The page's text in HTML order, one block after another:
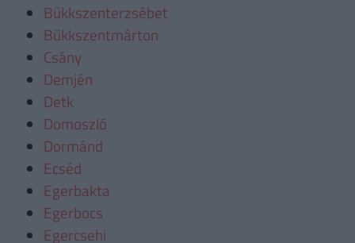
Bükkszenterzsébet
Bükkszentmárton
Csány
Demjén
Detk
Domoszló
Dormánd
Ecséd
Egerbakta
Egerbocs
Egercsehi